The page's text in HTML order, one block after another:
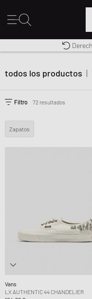
Envío
todos los productos |
Filtro 72 resultados
Zapatos
Vans
LX AUTHENTIC 44 CHANDELIER